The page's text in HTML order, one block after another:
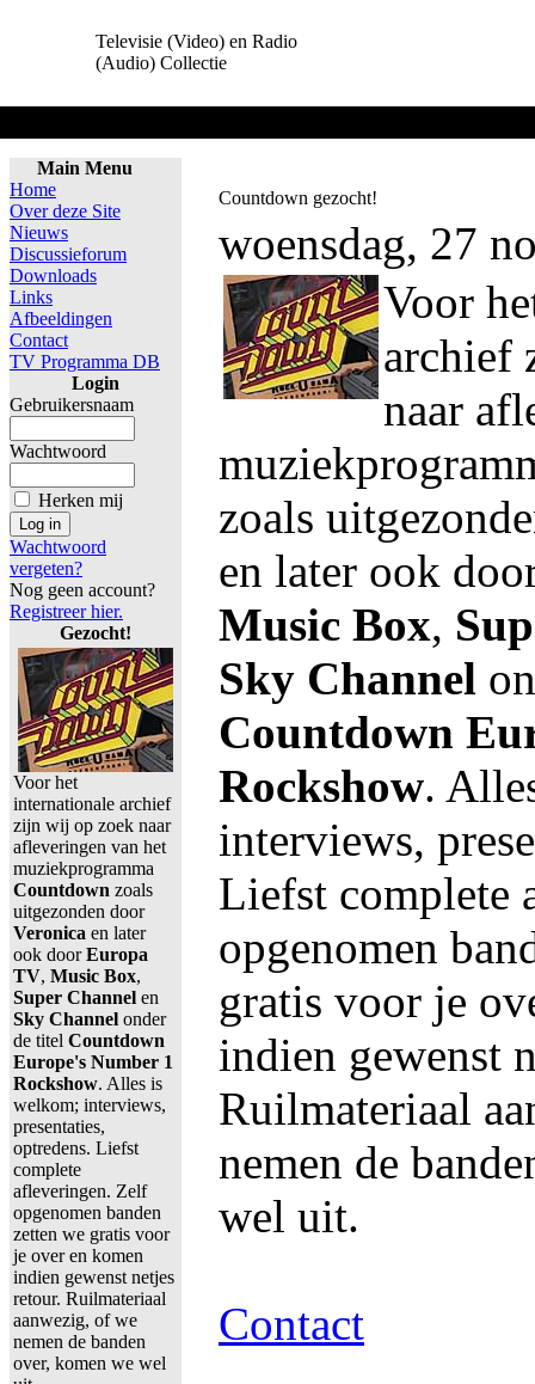
Televisie (Video) en Radio
(Audio) Collectie
Main Menu
Home
Over deze Site
Nieuws
Discussieforum
Downloads
Links
Afbeeldingen
Contact
TV Programma DB
Login
Gebruikersnaam
Wachtwoord
Herken mij
Wachtwoord
vergeten?
Nog geen account?
Registreer hier.
Gezocht!
Voor het
internationale archief
zijn wij op zoek naar
afleveringen van het
muziekprogramma
Countdown zoals
uitgezonden door
Veronica en later
ook doorEuropa
TV, Music Box,
Super Channel en
Sky Channel onder
de titel Countdown
Europe's Number 1
Rockshow. Alles is
welkom; interviews,
presentaties,
optredens. Liefst
complete
afleveringen. Zelf
opgenomen banden
zetten we gratis voor
je over en komen
indien gewenst netjes
retour. Ruilmateriaal
aanwezig, of we
nemen de banden
over, komen we wel
Countdown gezocht!
woensdag, 27
Voor
archief
naar
zoals
en later ook
Music Box,
Sky Channel
Countdown
Rockshow.
interviews,
Liefst complete
opgenomen
gratis voor je
indien gewenst
Ruilmateriaal
nemen de
wel uit.
Contact